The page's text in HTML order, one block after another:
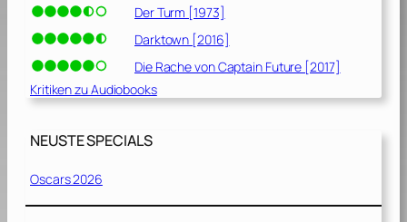
Der Turm [1973]
Darktown [2016]
Die Rache von Captain Future [2017]
Kritiken zu Audiobooks
NEUSTE SPECIALS
Oscars 2026